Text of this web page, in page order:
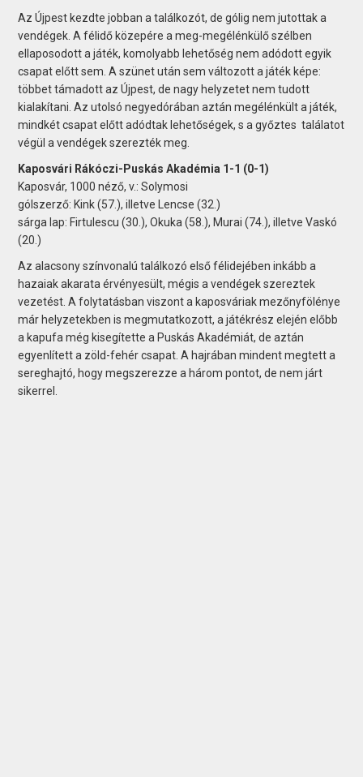
Az Újpest kezdte jobban a találkozót, de gólig nem jutottak a
vendégek. A félidő közepére a meg-megélénkülő szélben
ellaposodott a játék, komolyabb lehetőség nem adódott egyik
csapat előtt sem. A szünet után sem változott a játék képe:
többet támadott az Újpest, de nagy helyzetet nem tudott
kialakítani. Az utolsó negyedórában aztán megélénkült a játék,
mindkét csapat előtt adódtak lehetőségek, s a győztes találatot
végül a vendégek szerezték meg.
Kaposvári Rákóczi-Puskás Akadémia 1-1 (0-1)
Kaposvár, 1000 néző, v.: Solymosi
gólszerző: Kink (57.), illetve Lencse (32.)
sárga lap: Firtulescu (30.), Okuka (58.), Murai (74.), illetve Vaskó
(20.)
Az alacsony színvonalú találkozó első félidejében inkább a
hazaiak akarata érvényesült, mégis a vendégek szereztek
vezetést. A folytatásban viszont a kaposváriak mezőnyfölénye
már helyzetekben is megmutatkozott, a játékrész elején előbb
a kapufa még kisegítette a Puskás Akadémiát, de aztán
egyenlített a zöld-fehér csapat. A hajrában mindent megtett a
sereghajtó, hogy megszerezze a három pontot, de nem járt
sikerrel.